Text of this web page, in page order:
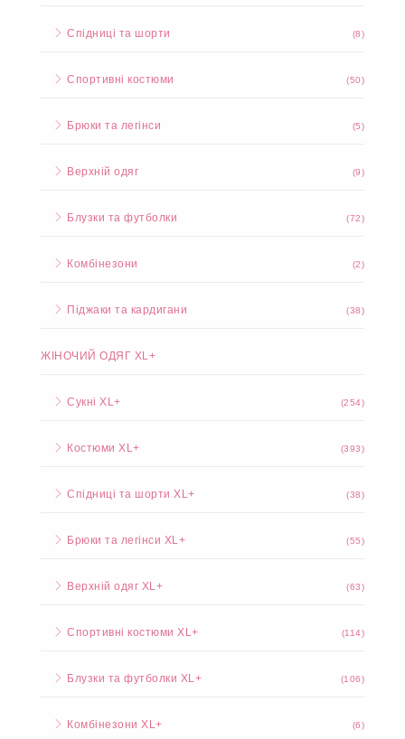
Спідниці та шорти (8)
Спортивні костюми (50)
Брюки та легінси (5)
Верхній одяг (9)
Блузки та футболки (72)
Комбінезони (2)
Піджаки та кардигани (38)
ЖІНОЧИЙ ОДЯГ XL+
Сукні XL+ (254)
Костюми XL+ (393)
Спідниці та шорти XL+ (38)
Брюки та легінси XL+ (55)
Верхній одяг XL+ (63)
Спортивні костюми XL+ (114)
Блузки та футболки XL+ (106)
Комбінезони XL+ (6)